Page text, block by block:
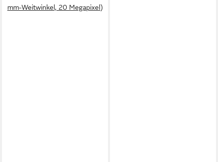
mm-Weitwinkel, 20 Megapixel)